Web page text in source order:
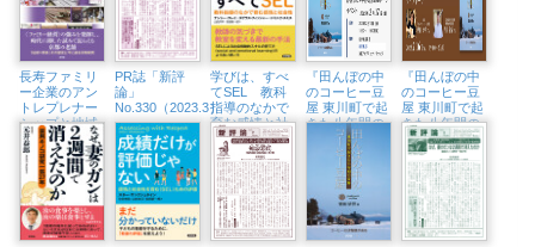
長寿ファミリ
ー企業のアン
トレプレナー
シップと地域
社会 時代を
超える京都ブ
ランド
PR誌「新評
論」
No.330（2023.3）
学びは、すべ
てSEL 教科
指導のなかで
育む感情と社
会性
『田んぼの中
のコーヒー豆
屋 東川町で起
きた八年間の
奇跡』刊行記
念トークイベ
ント （2/17
㈮、紀伊國屋
書店新宿本
店）
『田んぼの中
のコーヒー豆
屋 東川町で起
きた八年間の
奇跡』刊行記
念トークイベ
ント （2/16
㈭、オンライ
ン＋誠品生活
日本橋）